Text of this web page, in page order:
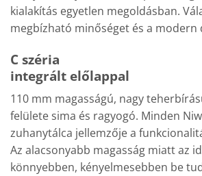
kialakítás egyetlen megoldásban.
megbízható minőséget és a modern
C széria
integrált előlappal
110 mm magasságú, nagy
felülete sima és ragyogó. Minden
zuhanytálca jellemzője a
Az alacsonyabb magasság miatt az
könnyebben, kényelmesebben be